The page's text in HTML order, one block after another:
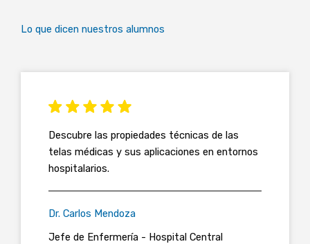
Lo que dicen nuestros alumnos
Descubre las propiedades técnicas de las
telas médicas y sus aplicaciones en entornos
hospitalarios.
Dr. Carlos Mendoza
Jefe de Enfermería - Hospital Central